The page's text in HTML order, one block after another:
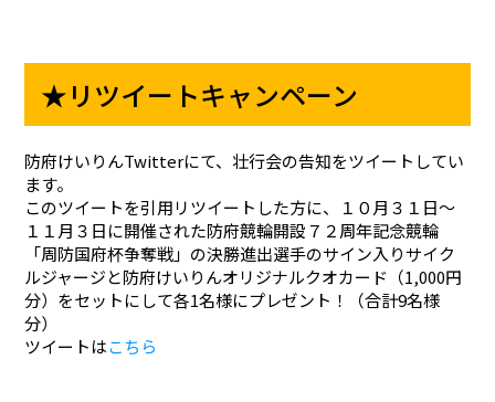
★リツイートキャンペーン
防府けいりんTwitterにて、壮行会の告知をツイートしてい
ます。
このツイートを引用リツイートした方に、１０月３１日～
１１月３日に開催された防府競輪開設７２周年記念競輪
「周防国府杯争奪戦」の決勝進出選手のサイン入りサイク
ルジャージと防府けいりんオリジナルクオカード（1,000円
分）をセットにして各1名様にプレゼント！（合計9名様
分）
ツイートはこちら